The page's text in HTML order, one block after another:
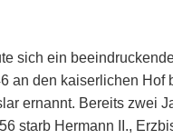
sich ein
an den kaiserlichen Hof
ernannt. Bereits zwei
starb Hermann II.,